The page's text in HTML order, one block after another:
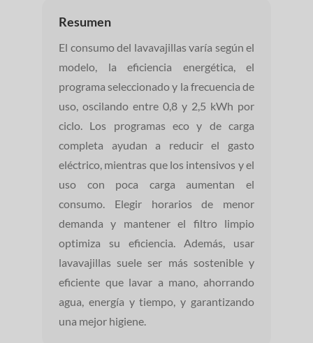
Resumen
El consumo del lavavajillas varía según el
modelo, la eficiencia energética, el
programa seleccionado y la frecuencia de
uso, oscilando entre 0,8 y 2,5 kWh por
ciclo. Los programas eco y de carga
completa ayudan a reducir el gasto
eléctrico, mientras que los intensivos y el
uso con poca carga aumentan el
consumo. Elegir horarios de menor
demanda y mantener el filtro limpio
optimiza su eficiencia. Además, usar
lavavajillas suele ser más sostenible y
eficiente que lavar a mano, ahorrando
agua, energía y tiempo, y garantizando
una mejor higiene.